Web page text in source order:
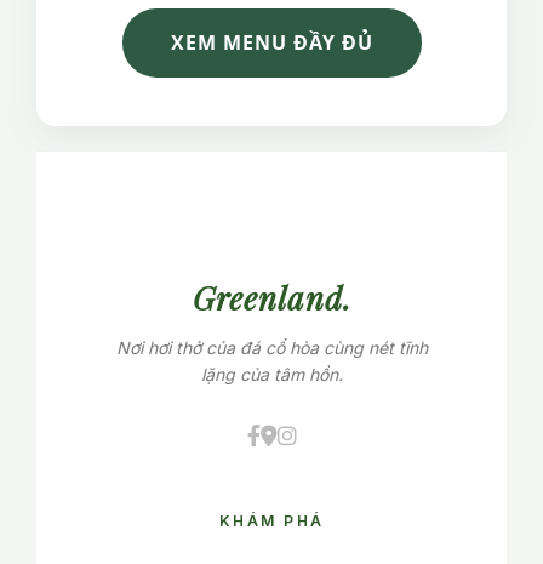
XEM MENU ĐẦY ĐỦ
Greenland.
Nơi hơi thở của đá cổ hòa cùng nét tĩnh
lặng của tâm hồn.
KHÁM PHÁ